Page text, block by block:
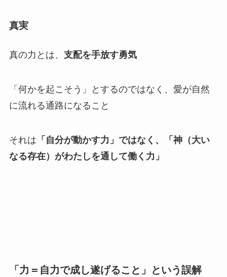
真実
真の力とは、 支配を手放す勇気
「何かを起こそう」とするのではなく、愛が自然
に流れる通路になること
それは 「自分が動かす力」ではなく、「神（大い
なる存在）がわたしを通して働く力」
「力＝自力で成し遂げること」という誤解